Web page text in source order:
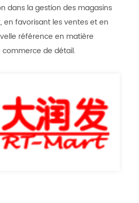
dans la gestion des magasins
en favorisant les ventes et en
référence en matière
de détail.